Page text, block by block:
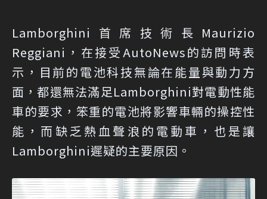
Lamborghini首席技術長Maurizio
Reggiani，在接受AutoNews的訪問時表
示，目前的電池科技無論在能量與動力方
面，都還無法滿足Lamborghini對電動性能
車的要求，笨重的電池將影響車輛的操控性
能，而缺乏熱血聲浪的電動車，也是讓
Lamborghini遲疑的主要原因。